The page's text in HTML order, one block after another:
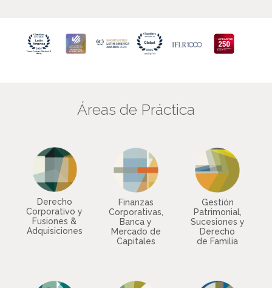
Áreas de Práctica
Derecho
Corporativo y
Fusiones &
Adquisiciones
Finanzas
Corporativas,
Banca y
Mercado de
Capitales
Gestión
Patrimonial,
Sucesiones y
Derecho
de Familia